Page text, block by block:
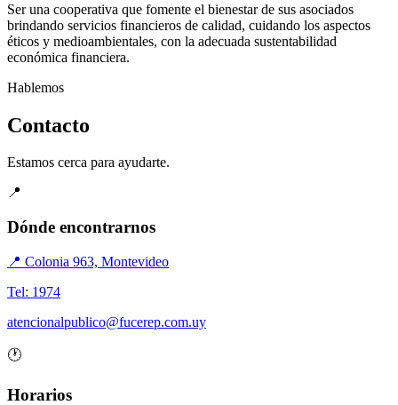
Ser una cooperativa que fomente el bienestar de sus asociados
brindando servicios financieros de calidad, cuidando los aspectos
éticos y medioambientales, con la adecuada sustentabilidad
económica financiera.
Hablemos
Contacto
Estamos cerca para ayudarte.
📍
Dónde encontrarnos
📍 Colonia 963, Montevideo
Tel: 1974
atencionalpublico@fucerep.com.uy
🕐
Horarios